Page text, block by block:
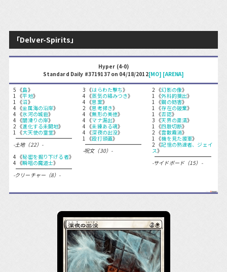
「Delver-Spirits」
Hyper (4-0)
Standard Daily #3719137 on 04/18/2012[MO] [ARENA]
5 《島》
1 《平地》
1 《沼》
4 《金属海の沿岸》
4 《氷河の城砦》
4 《闇滑りの岸》
2 《進化する未開地》
1 《大天使の霊堂》
-土地（22）-
4 《秘密を掘り下げる者》
4 《瞬唱の魔道士》
-クリーチャー（8）-
3 《はらわた撃ち》
4 《蒸気の絡みつき》
4 《思案》
2 《思考掃き》
4 《無形の美徳》
4 《マナ漏出》
4 《未練ある魂》
4 《深夜の出没》
1 《殴打頭蓋》
-呪文（30）-
2 《幻影の像》
1 《外科的摘出》
1 《鋼の妨害》
1 《存在の破棄》
1 《否認》
3 《天界の粛清》
1 《四肢切断》
2 《雲散霧消》
1 《機を見た援軍》
2 《記憶の熟達者、ジェイ
ス》
-サイドボード（15）-